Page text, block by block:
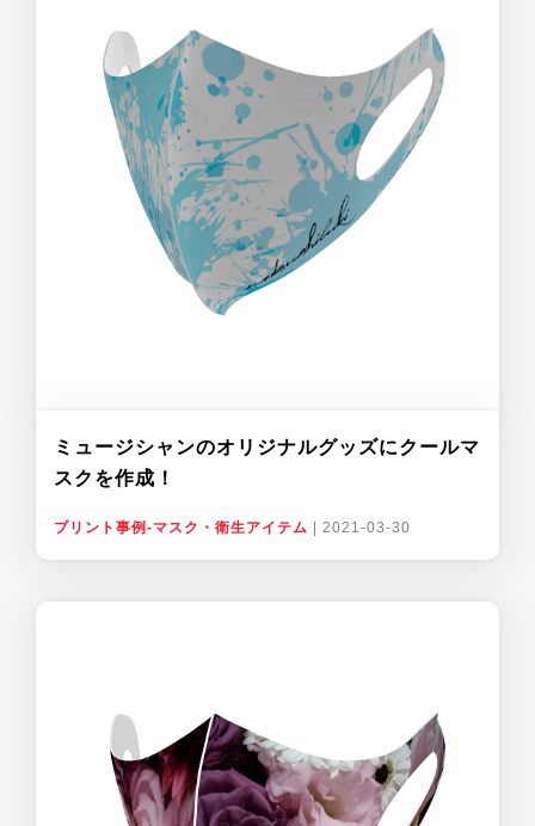
ミュージシャンのオリジナルグッズにクールマ
スクを作成！
プリント事例-マスク・衛生アイテム 2021-03-30